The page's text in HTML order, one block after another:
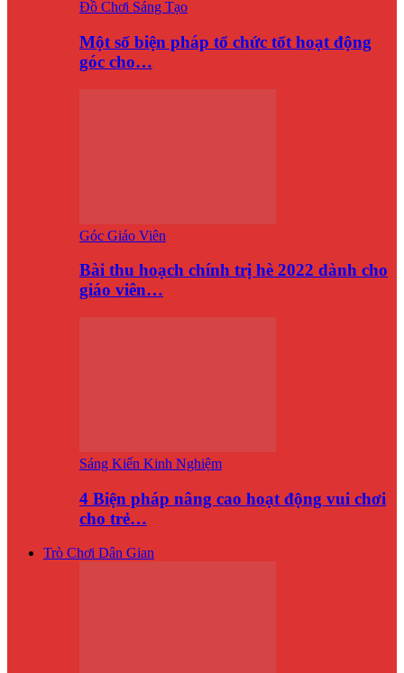
Đồ Chơi Sáng Tạo
Một số biện pháp tổ chức tốt hoạt động
góc cho…
Góc Giáo Viên
Bài thu hoạch chính trị hè 2022 dành cho
giáo viên…
Sáng Kiến Kinh Nghiệm
4 Biện pháp nâng cao hoạt động vui chơi
cho trẻ…
Trò Chơi Dân Gian